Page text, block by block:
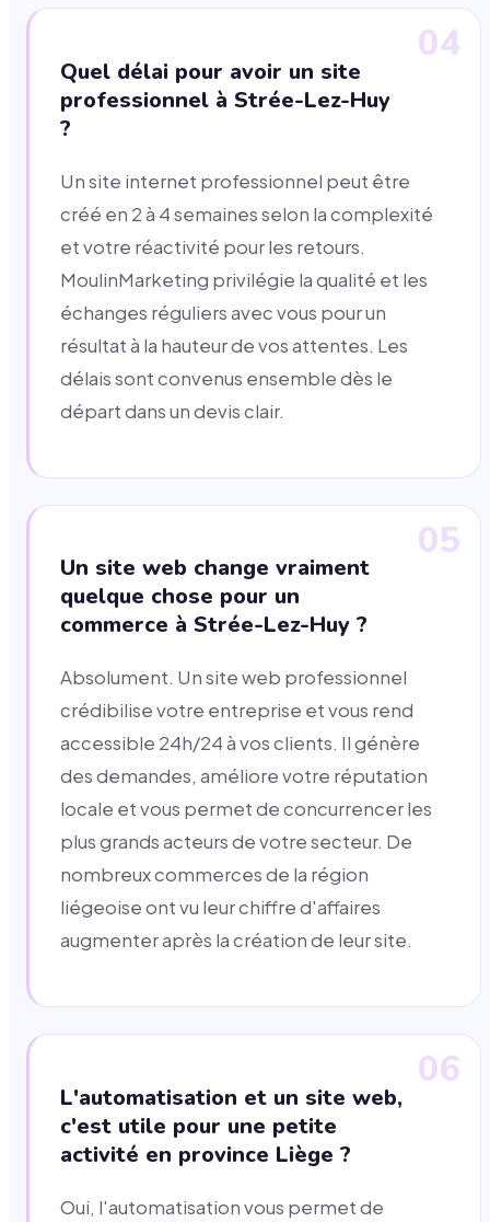
04
Quel délai pour avoir un site
professionnel à Strée-Lez-Huy
?
Un site internet professionnel peut être
créé en 2 à 4 semaines selon la complexité
et votre réactivité pour les retours.
MoulinMarketing privilégie la qualité et les
échanges réguliers avec vous pour un
résultat à la hauteur de vos attentes. Les
délais sont convenus ensemble dès le
départ dans un devis clair.
05
Un site web change vraiment
quelque chose pour un
commerce à Strée-Lez-Huy ?
Absolument. Un site web professionnel
crédibilise votre entreprise et vous rend
accessible 24h/24 à vos clients. Il génère
des demandes, améliore votre réputation
locale et vous permet de concurrencer les
plus grands acteurs de votre secteur. De
nombreux commerces de la région
liégeoise ont vu leur chiffre d'affaires
augmenter après la création de leur site.
06
L'automatisation et un site web,
c'est utile pour une petite
activité en province Liège ?
Oui, l'automatisation vous permet de